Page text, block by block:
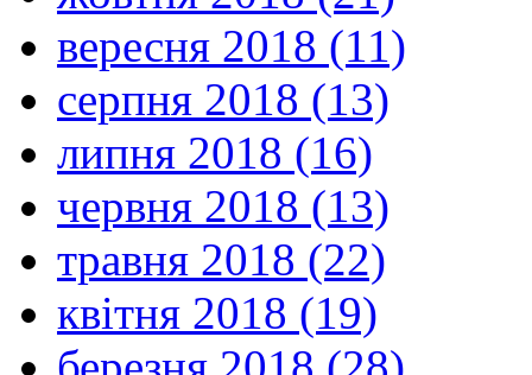
вересня 2018 (11)
серпня 2018 (13)
липня 2018 (16)
червня 2018 (13)
травня 2018 (22)
квітня 2018 (19)